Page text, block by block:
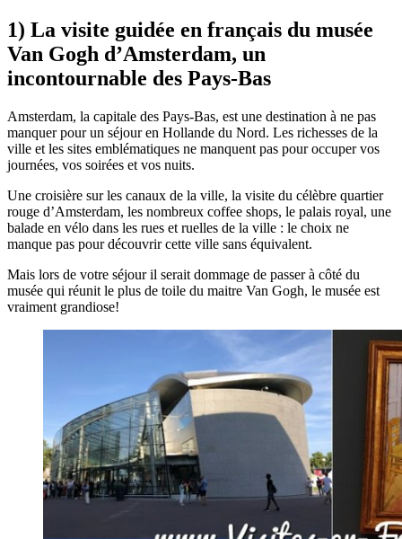
1) La visite guidée en français du musée
Van Gogh d’Amsterdam, un
incontournable des Pays-Bas
Amsterdam, la capitale des Pays-Bas, est une destination à ne pas
manquer pour un séjour en Hollande du Nord. Les richesses de la
ville et les sites emblématiques ne manquent pas pour occuper vos
journées, vos soirées et vos nuits.
Une croisière sur les canaux de la ville, la visite du célèbre quartier
rouge d’Amsterdam, les nombreux coffee shops, le palais royal, une
balade en vélo dans les rues et ruelles de la ville : le choix ne
manque pas pour découvrir cette ville sans équivalent.
Mais lors de votre séjour il serait dommage de passer à côté du
musée qui réunit le plus de toile du maitre Van Gogh, le musée est
vraiment grandiose!